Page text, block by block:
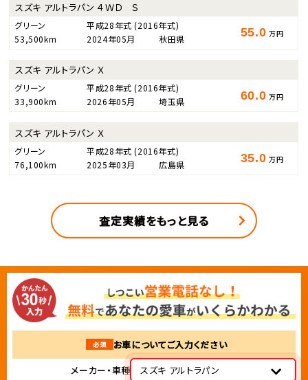
スズキ アルトラパン ４ＷＤ Ｓ
グリーン 平成28年式(2016年式)
53,500km
2024年05月 秋田県 55.0 万円
スズキ アルトラパン Ｘ
グリーン 平成28年式(2016年式)
33,900km
2026年05月 埼玉県 60.0 万円
スズキ アルトラパン Ｘ
グリーン 平成28年式(2016年式)
76,100km
2025年03月 広島県 35.0 万円
査定実績をもっと見る
必須
お車についてご入力ください
メーカー・車種
スズキ アルトラパン